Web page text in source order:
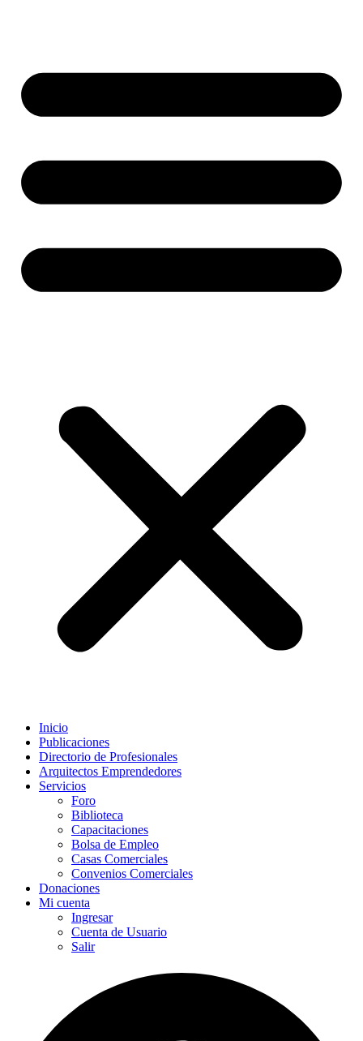
Inicio
Publicaciones
Directorio de Profesionales
Arquitectos Emprendedores
Servicios
Foro
Biblioteca
Capacitaciones
Bolsa de Empleo
Casas Comerciales
Convenios Comerciales
Donaciones
Mi cuenta
Ingresar
Cuenta de Usuario
Salir